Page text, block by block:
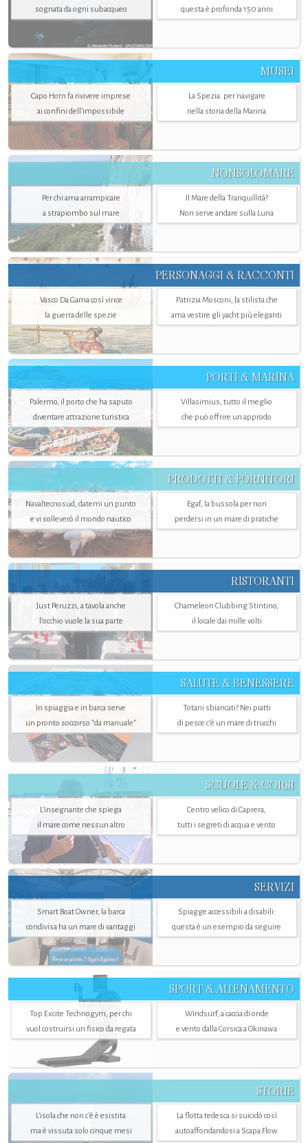
sognata da ogni subacqueo questa è profonda 150 anni
MUSEI
Capo Horn fa rivivere imprese
ai confini dell’impossibile
La Spezia. per navigare
nella storia della Marina
NONSOLOMARE
Per chi ama arrampicare
a strapiombo sul mare
Il Mare della Tranquillità?
Non serve andare sulla Luna
PERSONAGGI & RACCONTI
Vasco Da Gama così vince
la guerra delle spezie
Patrizia Mosconi, la stilista che
ama vestire gli yacht più eleganti
PORTI & MARINA
Palermo, il porto che ha saputo
diventare attrazione turistica
Villasimius, tutto il meglio
che può offrire un approdo
PRODOTTI & FORNITORI
Navaltecnosud, datemi un punto
e vi solleverò il mondo nautico
Egaf, la bussola per non
perdersi in un mare di pratiche
RISTORANTI
Just Peruzzi, a tavola anche
l’occhio vuole la sua parte
Chameleon Clubbing Stintino,
il locale dai mille volti
SALUTE & BENESSERE
In spiaggia e in barca serve
un pronto soccorso "da manuale"
Totani sbiancati? Nei piatti
di pesce c'è un mare di trucchi
SCUOLE & CORSI
L'insegnante che spiega
il mare come nessun altro
Centro velico di Caprera,
tutti i segreti di acqua e vento
SERVIZI
Smart Boat Owner, la barca
condivisa ha un mare di vantaggi
Spiagge accessibili a disabili:
questa è un esempio da seguire
SPORT & ALLENAMENTO
Top Excite Technogym, per chi
vuol costruirsi un fisico da regata
Windsurf, a caccia di onde
e vento dalla Corsica a Okinawa
STORIE
L’isola che non c'è è esistita
ma è vissuta solo cinque mesi
La flotta tedesca si suicidò così
autoaffondandosi a Scapa Flow